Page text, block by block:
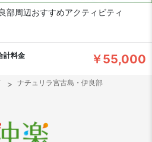
部周辺おすすめアクティビティ
計料金 ￥55,000
ナチュリラ宮古島・伊良部